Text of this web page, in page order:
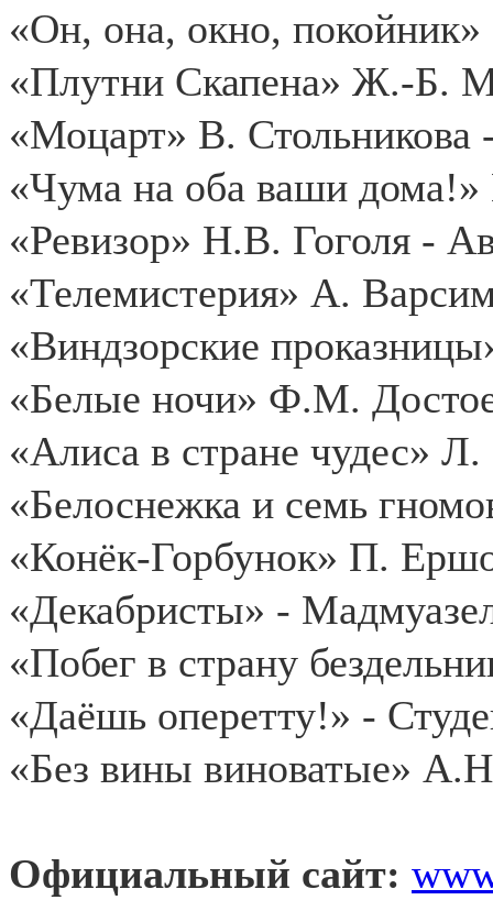
«Он, она, окно,
«Плутни Скапена» Ж.-Б.
«Моцарт» В. Стольникова
«Чума на оба ваши дома!»
«Ревизор» Н.В. Гоголя -
«Телемистерия» А.
«Виндзорские
«Белые ночи» Ф.М.
«Алиса в стране чудес»
«Белоснежка и семь
«Конёк-Горбунок» П.
«Декабристы» -
«Побег в страну
«Даёшь оперетту!» -
«Без вины виноватые»
Официальный сайт: